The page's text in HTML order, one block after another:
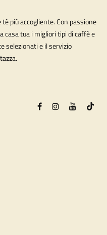
più accogliente. Con passione
casa tua i migliori tipi di caffè e
selezionati e il servizio